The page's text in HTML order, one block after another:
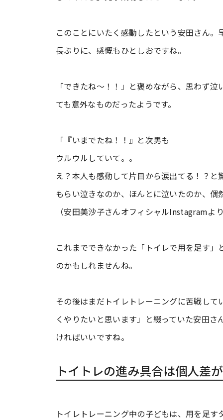
このことにいたく感動したという安田さん
長ぶりに、感慨もひとしおですね。
「できたね〜！！」と褒めながら、思わず
ても意外なものだったようです。
「『いまでたね！！』と次男も
ウルウルしていて。。
え？本人も感動して片目から涙出てる！？と
もらい泣きなのか、ほんとに泣いたのか、偶
（安田美沙子さんオフィシャルInstagramよ
これまでできなかった「トイレで用を足す
のかもしれませんね。
その後はまだトイレトレーニングに苦戦し
くやりたいと思います」と綴っていた安田
ければいいですね。
トイトレの進み具合は個人差
トイレトレーニング中の子どもは、用を足